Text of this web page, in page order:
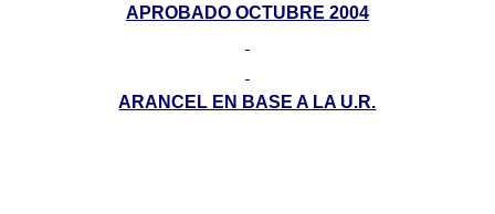
APROBADO OCTUBRE 2004
ARANCEL EN BASE A LA U.R.